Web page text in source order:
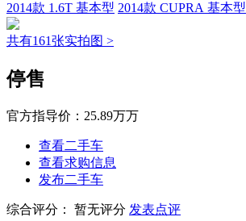
2014款 1.6T 基本型 2014款 CUPRA 基本型
共有161张实拍图 >
停售
官方指导价： 25.89万万
查看二手车
查看求购信息
发布二手车
综合评分： 暂无评分 发表点评